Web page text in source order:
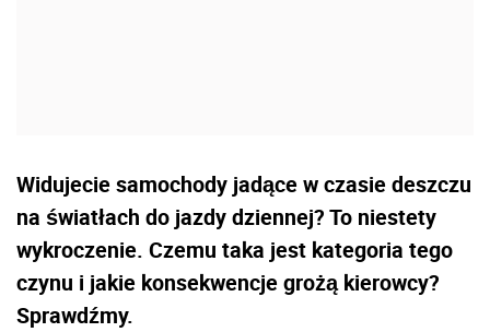
Widujecie samochody jadące w czasie deszczu
na światłach do jazdy dziennej? To niestety
wykroczenie. Czemu taka jest kategoria tego
czynu i jakie konsekwencje grożą kierowcy?
Sprawdźmy.